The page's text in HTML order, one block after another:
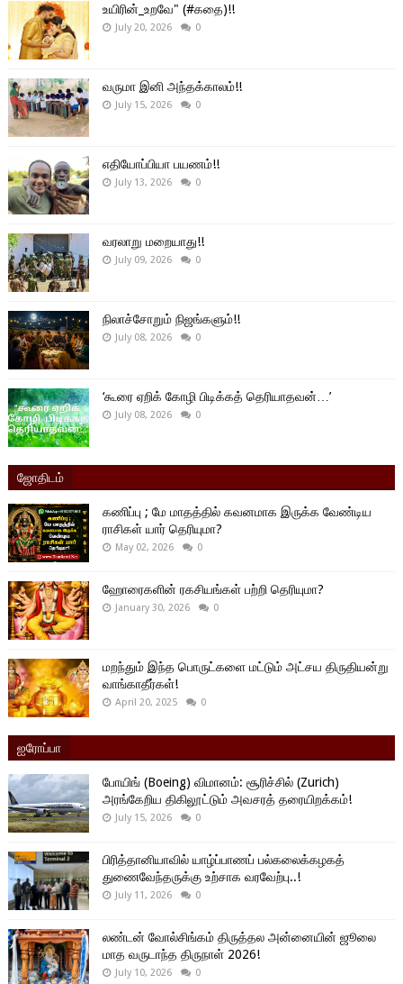
உயிரின்_உறவே" (#கதை)!!
July 20, 2026 0
வருமா இனி அந்தக்காலம்!!
July 15, 2026 0
எதியோப்பியா பயணம்!!
July 13, 2026 0
வரலாறு மறையாது!!
July 09, 2026 0
நிலாச்சோறும் நிஜங்களும்!!
July 08, 2026 0
‘கூரை ஏறிக் கோழி பிடிக்கத் தெரியாதவன்…’
July 08, 2026 0
ஜோதிடம்
கணிப்பு ; மே மாதத்தில் கவனமாக இருக்க வேண்டிய
ராசிகள் யார் தெரியுமா?
May 02, 2026 0
ஹோரைகளின் ரகசியங்கள் பற்றி தெரியுமா?
January 30, 2026 0
மறந்தும் இந்த பொருட்களை மட்டும் அட்சய திருதியன்று
வாங்காதீர்கள்!
April 20, 2025 0
ஐரோப்பா
போயிங் (Boeing) விமானம்: சூரிச்சில் (Zurich)
அரங்கேறிய திகிலூட்டும் அவசரத் தரையிறக்கம்!
July 15, 2026 0
பிரித்தானியாவில் யாழ்ப்பாணப் பல்கலைக்கழகத்
துணைவேந்தருக்கு உற்சாக வரவேற்பு..!
July 11, 2026 0
லண்டன் வோல்சிங்கம் திருத்தல அன்னையின் ஜூலை
மாத வருடாந்த திருநாள் 2026!
July 10, 2026 0